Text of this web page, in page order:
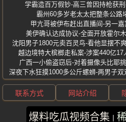
学霸造百万假钞-高三曾因持枪获
霸州60多岁老太太把整条公路
甲亢哥被伊布赶出直播间-另一
美伊确认达成协议-全面开放霍尔
沈阳男子1800元卖百灵鸟-看他显摆不
越边境特大槟榔走私案-涉案440亿
广西一小偷盗窃后-对着摄像头比耶
深夜下水狂摸1000多公斤螺蛳-两男子
爆料吃瓜视频合集
联系方式 网站介绍
版权所有 ©2025 樱花